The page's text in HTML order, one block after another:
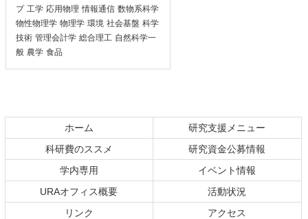
プ 工学 応用物理 情報通信 数物系科学
物性物理学 物理学 環境 社会基盤 科学
技術 管理会計学 総合理工 自然科学一
般 農学 食品
ホーム
研究支援メニュー
科研費のススメ
研究資金公募情報
学内専用
イベント情報
URAオフィス概要
活動状況
リンク
アクセス